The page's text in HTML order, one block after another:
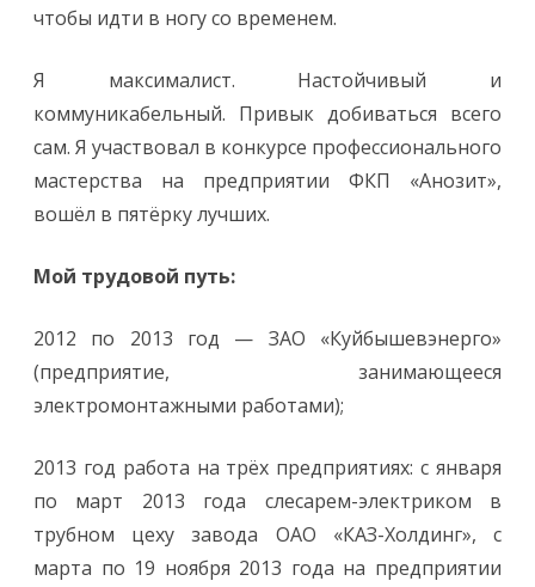
чтобы идти в ногу со временем.
Я максималист. Настойчивый и
коммуникабельный. Привык добиваться всего
сам. Я участвовал в конкурсе профессионального
мастерства на предприятии ФКП «Анозит»,
вошёл в пятёрку лучших.
Мой трудовой путь:
2012 по 2013 год — ЗАО «Куйбышевэнерго»
(предприятие, занимающееся
электромонтажными работами);
2013 год работа на трёх предприятиях: с января
по март 2013 года слесарем-электриком в
трубном цеху завода ОАО «КАЗ-Холдинг», с
марта по 19 ноября 2013 года на предприятии